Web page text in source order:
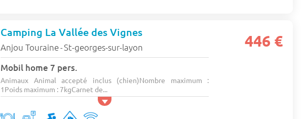
Camping La Vallée des Vignes
Anjou Touraine-St-georges-sur-layon
Mobil home 7 pers.
Animaux Animal accepté inclus (chien)Nombre maximum :
1Poids maximum : 7kgCarnet de...
446 €